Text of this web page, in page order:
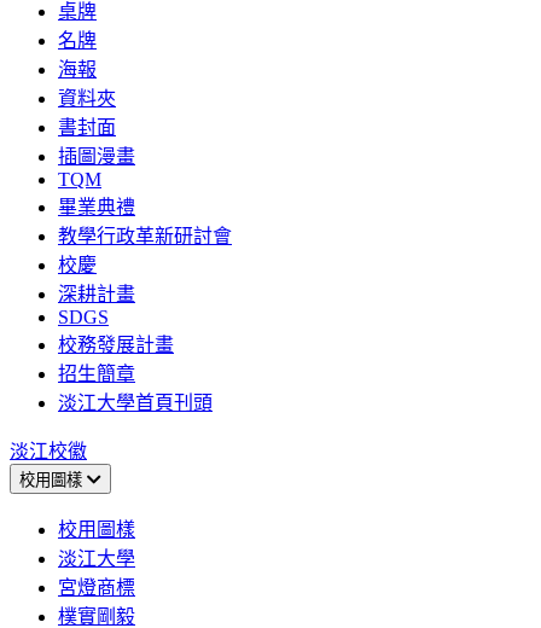
桌牌
名牌
海報
資料夾
書封面
插圖漫畫
TQM
畢業典禮
教學行政革新研討會
校慶
深耕計畫
SDGS
校務發展計畫
招生簡章
淡江大學首頁刊頭
淡江校徽
校用圖樣
校用圖樣
淡江大學
宮燈商標
樸實剛毅